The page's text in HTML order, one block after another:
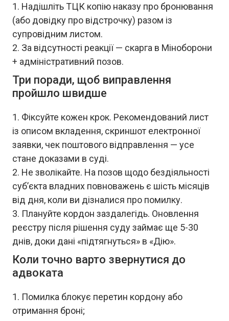
Надішліть ТЦК копію наказу про бронювання
(або довідку про відстрочку) разом із
супровідним листом.
За відсутності реакції — скарга в Міноборони
+ адміністративний позов.
Три поради, щоб виправлення
пройшло швидше
Фіксуйте кожен крок. Рекомендований лист
із описом вкладення, скриншот електронної
заявки, чек поштового відправлення — усе
стане доказами в суді.
Не зволікайте. На позов щодо бездіяльності
суб’єкта владних повноважень є шість місяців
від дня, коли ви дізналися про помилку.
Плануйте кордон заздалегідь. Оновлення
реєстру після рішення суду займає ще 5-30
днів, доки дані «підтягнуться» в «Дію».
Коли точно варто звернутися до
адвоката
Помилка блокує перетин кордону або
отримання броні;